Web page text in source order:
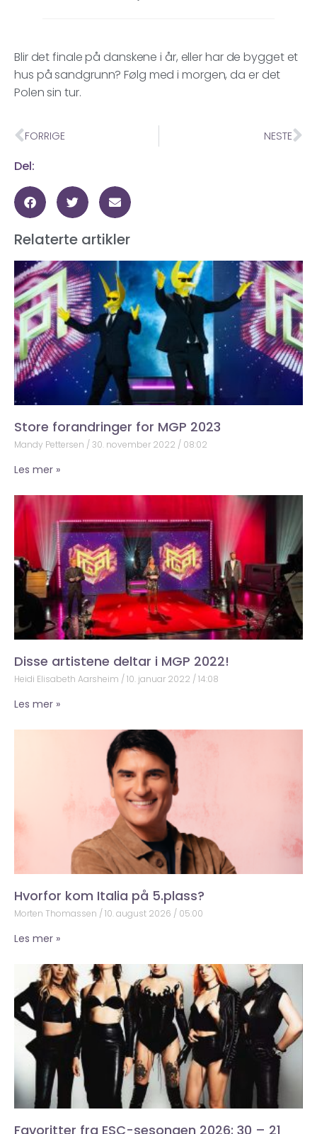
Blir det finale på danskene i år, eller har de bygget et
hus på sandgrunn? Følg med i morgen, da er det
Polen sin tur.
FORRIGE NESTE
Del:
Relaterte artikler
Store forandringer for MGP 2023
Mandy Pettersen 30. november 2022 08:02
Les mer »
Disse artistene deltar i MGP 2022!
Heidi Elisabeth Aarsheim 10. januar 2022 14:08
Les mer »
Hvorfor kom Italia på 5.plass?
Morten Thomassen 10. august 2026 05:00
Les mer »
Favoritter fra ESC-sesongen 2026: 30 – 21